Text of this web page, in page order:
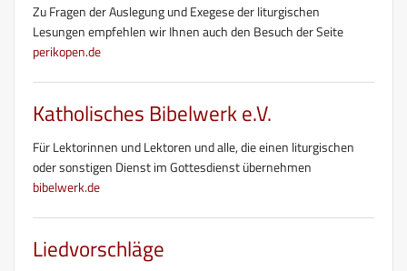
Zu Fragen der Auslegung und Exegese der liturgischen
Lesungen empfehlen wir Ihnen auch den Besuch der Seite
perikopen.de
Katholisches Bibelwerk e.V.
Für Lektorinnen und Lektoren und alle, die einen liturgischen
oder sonstigen Dienst im Gottesdienst übernehmen
bibelwerk.de
Liedvorschläge